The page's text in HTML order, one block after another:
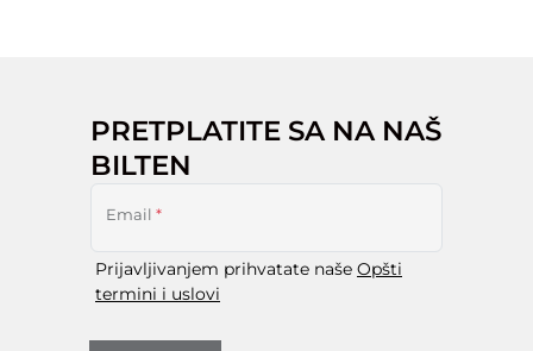
PRETPLATITE SA NA NAŠ
BILTEN
Email *
Prijavljivanjem prihvatate naše Opšti
termini i uslovi